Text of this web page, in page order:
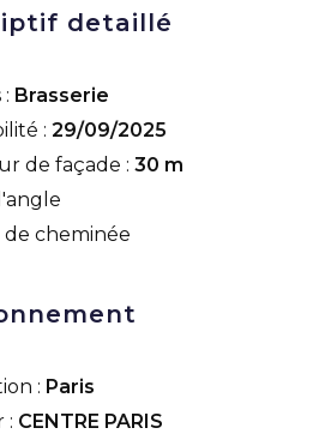
detaillé
Brasserie
: 29/09/2025
de façade : 30 m
cheminée
: Paris
: CENTRE PARIS